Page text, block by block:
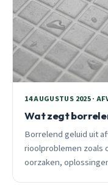
14 AUGUSTUS 2025 ·
Wat zegt
Borrelend geluid uit
rioolproblemen zoals
oorzaken,